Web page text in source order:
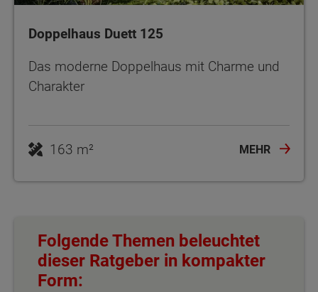
Doppelhaus Duett 125
Das moderne Doppelhaus mit Charme und
Charakter
163 m² MEHR
Folgende Themen beleuchtet
dieser Ratgeber in kompakter
Form: